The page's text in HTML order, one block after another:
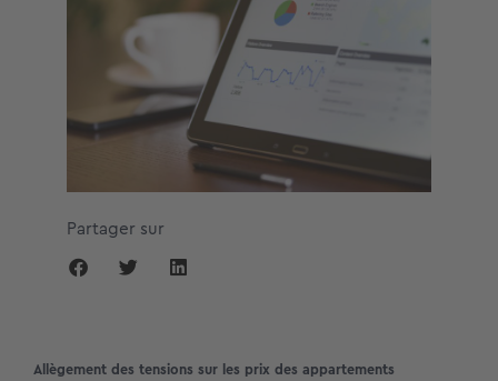
Partager sur
Allègement des tensions sur les prix des appartements